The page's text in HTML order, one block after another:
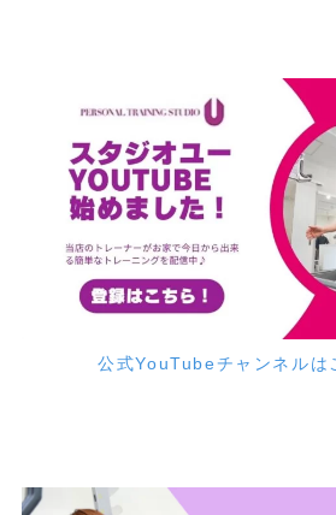
公式YouTubeチャンネルは